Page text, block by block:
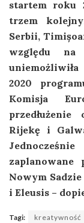
startem roku
trzem
Serbii,
względu na
2020
Komisja
Rijekę i
zaplanowane
Nowym Sadzie
i Eleusis –
Tagi: kreatywność